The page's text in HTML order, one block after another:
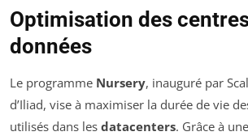
Optimisation des
données
Le programme Nursery, inauguré par
d’Iliad, vise à maximiser la durée de vie
utilisés dans les datacenters. Grâce à